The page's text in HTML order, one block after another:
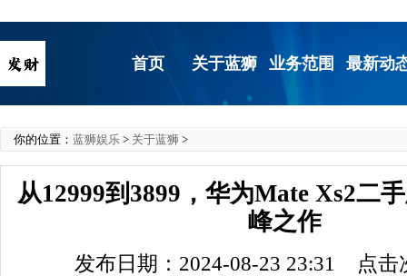
首页 关于蓝狮 业务范围 最新动
你的位置： 蓝狮娱乐 > 关于蓝狮 >
从12999到3899，华为Mate Xs2二
峰之作
发布日期：2024-08-23 23:31 点击